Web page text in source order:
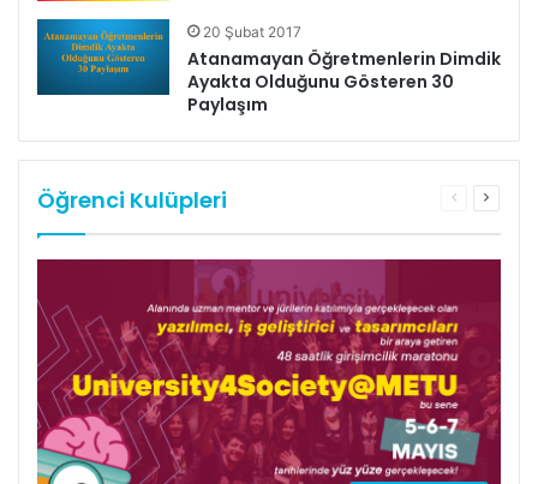
20 Şubat 2017
Atanamayan Öğretmenlerin Dimdik
Ayakta Olduğunu Gösteren 30
Paylaşım
Öğrenci Kulüpleri
Önceki